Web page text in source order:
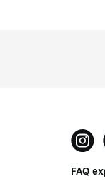
FAQ